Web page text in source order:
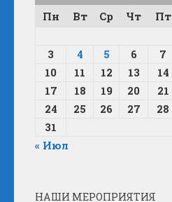
Пн
Вт Ср Чт Пт
3
4 5 6 7
10
11 12 13 14
17
18 19 20 21
24
25 26 27 28
31
« Июл
НАШИ МЕРОПРИЯТИЯ